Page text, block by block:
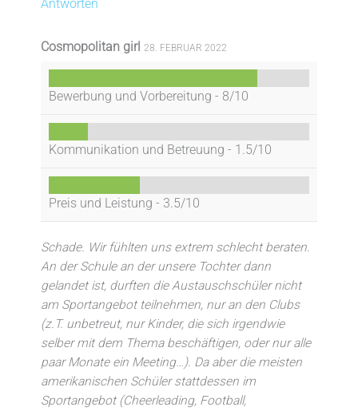
Antworten
Cosmopolitan girl 28. FEBRUAR 2022
Bewerbung und Vorbereitung - 8/10
Kommunikation und Betreuung - 1.5/10
Preis und Leistung - 3.5/10
Schade. Wir fühlten uns extrem schlecht beraten.
An der Schule an der unsere Tochter dann
gelandet ist, durften die Austauschschüler nicht
am Sportangebot teilnehmen, nur an den Clubs
(z.T. unbetreut, nur Kinder, die sich irgendwie
selber mit dem Thema beschäftigen, oder nur alle
paar Monate ein Meeting…). Da aber die meisten
amerikanischen Schüler stattdessen im
Sportangebot (Cheerleading, Football,